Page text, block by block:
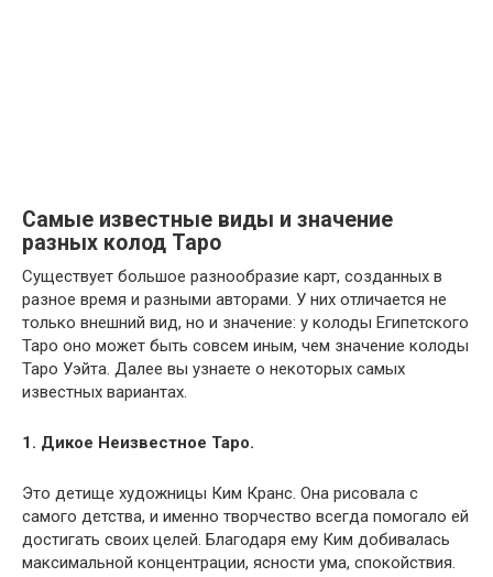
Самые известные виды и значение
разных колод Таро
Существует большое разнообразие карт, созданных в
разное время и разными авторами. У них отличается не
только внешний вид, но и значение: у колоды Египетского
Таро оно может быть совсем иным, чем значение колоды
Таро Уэйта. Далее вы узнаете о некоторых самых
известных вариантах.
1. Дикое Неизвестное Таро.
Это детище художницы Ким Кранс. Она рисовала с
самого детства, и именно творчество всегда помогало ей
достигать своих целей. Благодаря ему Ким добивалась
максимальной концентрации, ясности ума, спокойствия.